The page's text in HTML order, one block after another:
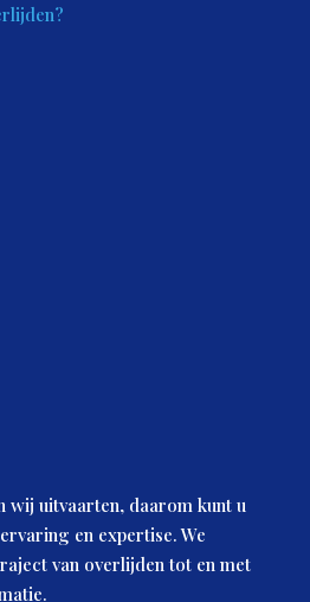
wij uitvaarten, daarom kunt u
en expertise. We
van overlijden tot en met